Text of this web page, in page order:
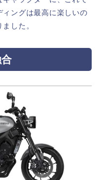
ングは最高に楽しいの
した。